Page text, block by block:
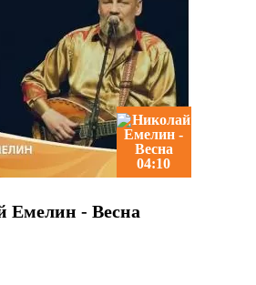
04:10
Емелин - Весна